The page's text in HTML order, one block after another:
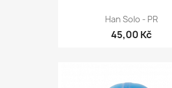
Han Solo - PR
45,00 Kč